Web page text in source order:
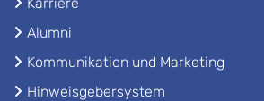
Alumni
Kommunikation und Marketing
Hinweisgebersystem